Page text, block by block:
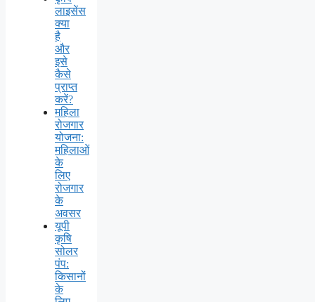
लाइसेंस
क्या
है
और
इसे
कैसे
प्राप्त
करें?
महिला
रोजगार
योजना:
महिलाओं
के
लिए
रोजगार
के
अवसर
यूपी
कृषि
सोलर
पंप:
किसानों
के